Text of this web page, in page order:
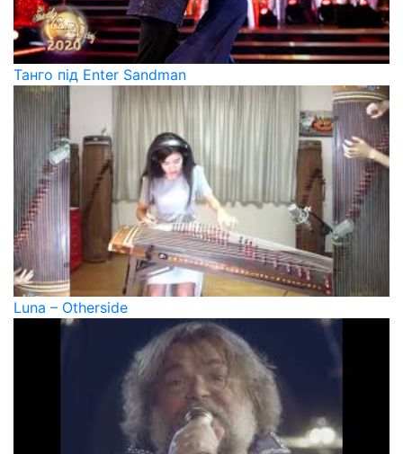
Танго під Enter Sandman
Luna – Otherside